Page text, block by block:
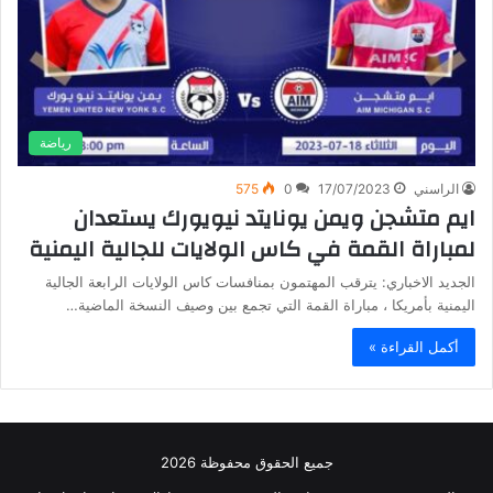
رياضة
الراسني 17/07/2023
0
575
ايم متشجن ويمن يونايتد نيويورك يستعدان
لمباراة القمة في كاس الولايات للجالية اليمنية
الجديد الاخباري: يترقب المهتمون بمنافسات كاس الولايات الرابعة الجالية
اليمنية بأمريكا ، مباراة القمة التي تجمع بين وصيف النسخة الماضية…
أكمل القراءة »
جميع الحقوق محفوظة 2026